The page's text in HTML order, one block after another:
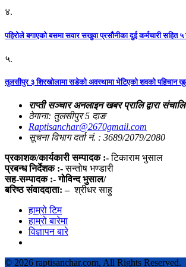
४.
पहिराेले बगाएकाे बसमा सवार सखुवा प्रसाैनीका दुई कर्मचारी सहित ५
५.
तुलसीपुर ३ शिरखोलामा सडेको अवस्थामा भेटिएको शवको पहिचान
राप्ती सञ्चार अनलाइन खबर प्रालि द्वारा
ठेगाना: तुलसीपुर 5 दाङ
Raptisanchar@2670gmail.com
सूचना विभाग दर्ता नं. : 3689/2079/2080
प्रकाशक/कार्यकारी सम्पादक :-टिकाराम भुसाल
प्रबन्ध निर्देशक :-सन्तोष भण्डारी
सह-सम्पादक :- गोविन्द भुसाल/
बरिष्ठ संवाददाता: – श्रीधर साहु
हाम्रो टिम
हाम्रो बारेमा
विज्ञापन बारे
© 2026 raptisanchar.com, All Rights Reserved.